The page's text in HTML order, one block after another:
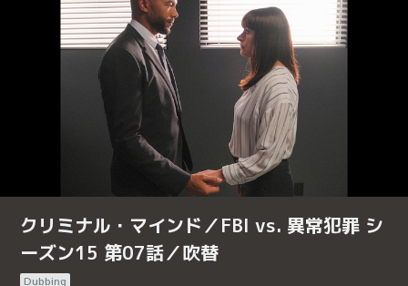
クリミナル・マインド／FBI vs. 異常犯罪 シ
ーズン15 第07話／吹替
Dubbing